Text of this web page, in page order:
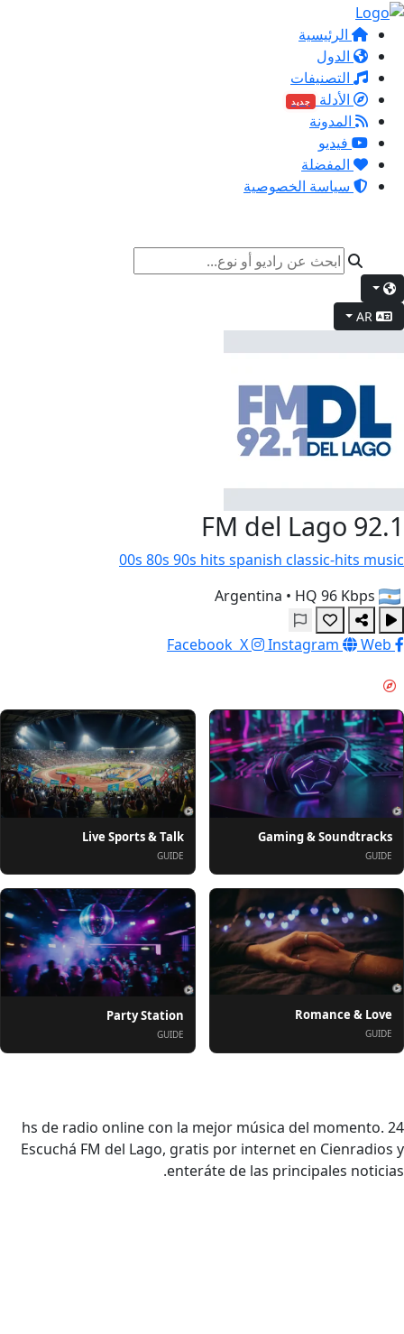
الرئيسية
الدول
التصنيفات
الأدلة
جديد
المدونة
فيديو
المفضلة
سياسة الخصوصية
FM del Lago 92.1
00s 80s 90s hits spanish classic-hits music
• HQ 96 Kbps
Facebook X Instagram Web
Gaming & Soundtracks
GUIDE
Live Sports & Talk
GUIDE
Romance & Love
GUIDE
Party Station
GUIDE
24 hs de radio online con la mejor música del momento.
Escuchá FM del Lago, gratis por internet en Cienradios y
enteráte de las principales noticias.